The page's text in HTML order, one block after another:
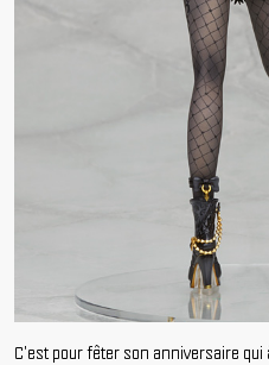
C'est pour fêter son anniversaire qui